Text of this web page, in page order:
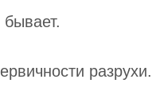
бывает.
разрухи.